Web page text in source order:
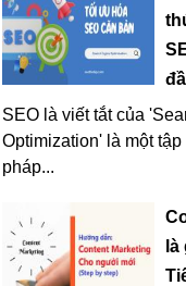
SEO là viết tắt của
Optimization' là một
pháp...